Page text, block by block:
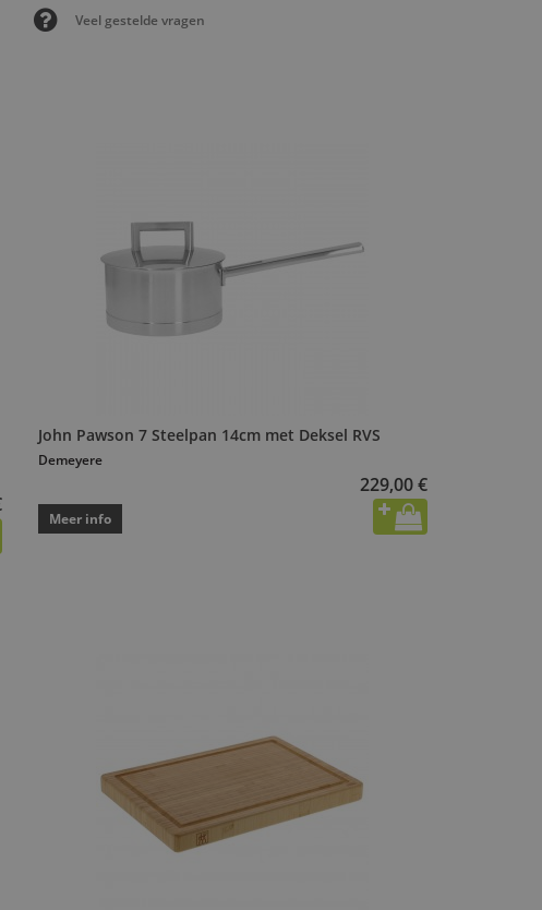
Veel gestelde vragen
John Pawson 7 Steelpan 14cm met Deksel RVS
Demeyere
229,00 €
Meer info